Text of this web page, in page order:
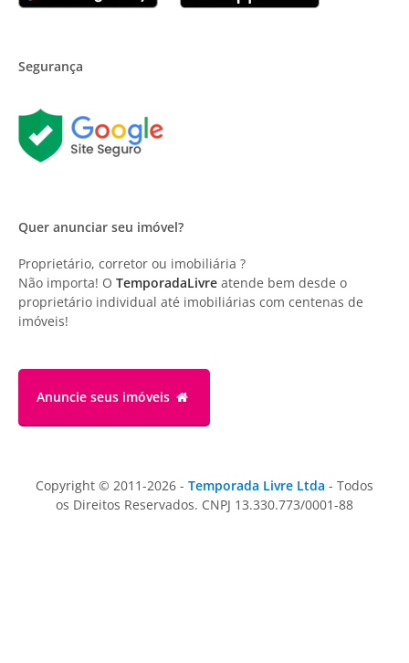
Segurança
Quer anunciar seu imóvel?
Proprietário, corretor ou imobiliária ?
Não importa! O TemporadaLivre atende bem desde o
proprietário individual até imobiliárias com centenas de
imóveis!
Anuncie seus imóveis
Copyright © 2011-2026 - Temporada Livre Ltda - Todos
os Direitos Reservados. CNPJ 13.330.773/0001-88